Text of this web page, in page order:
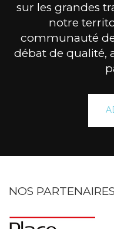
sur les grandes
notre
communauté
débat de qualité,
NOS PARTENAIRES